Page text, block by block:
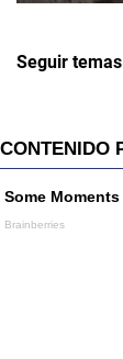
Seguir temas